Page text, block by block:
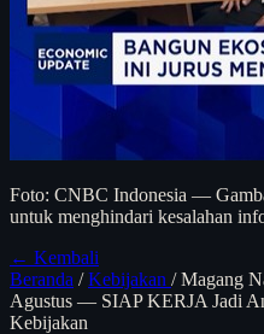
Foto: CNBC Indonesia —
untuk menghindari kesalahan
← Kembali
Beranda / Kebijakan / Magang
Agustus — SIAP KERJA Jadi
Kebijakan